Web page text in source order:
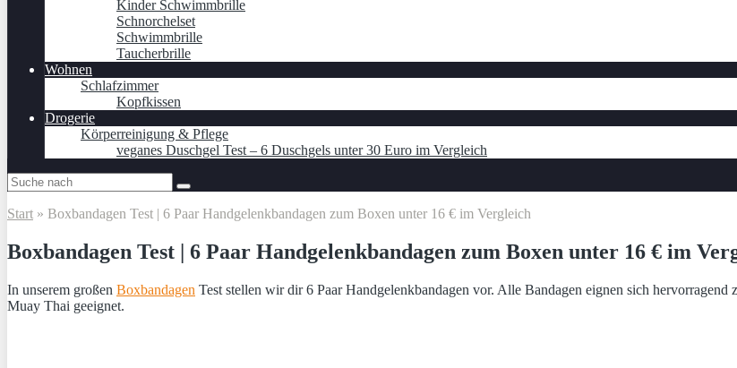
Kinder Schwimmbrille
Schnorchelset
Schwimmbrille
Taucherbrille
Wohnen
Schlafzimmer
Kopfkissen
Drogerie
Körperreinigung & Pflege
veganes Duschgel Test – 6 Duschgels unter 30 Euro im Vergleich
Start » Boxbandagen Test | 6 Paar Handgelenkbandagen zum Boxen unter 16 € im Vergleich
Boxbandagen Test | 6 Paar Handgelenkbandagen zum Boxen unter 16 € im
In unserem großen Boxbandagen Test stellen wir dir 6 Paar Handgelenkbandagen vor. Alle Bandagen eignen sich
Muay Thai geeignet.